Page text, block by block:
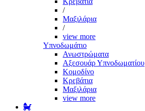
/
Μαξιλάρια
/
view more
Υπνοδωμάτιο
Ανωστρώματα
Αξεσουάρ Υπνοδωματίου
Κομοδίνο
Κρεβάτια
Μαξιλάρια
view more